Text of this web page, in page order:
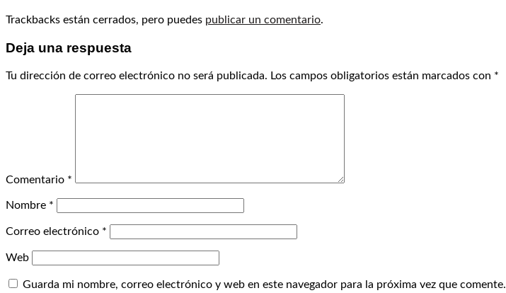
Trackbacks están cerrados, pero puedes publicar un comentario.
Deja una respuesta
Tu dirección de correo electrónico no será publicada. Los campos obligatorios están marcados con *
Comentario *
Nombre *
Correo electrónico *
Web
Guarda mi nombre, correo electrónico y web en este navegador para la próxima vez que comente.